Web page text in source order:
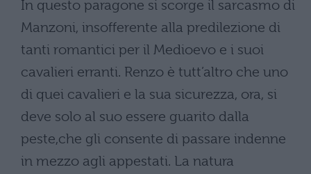
In questo paragone si scorge il sarcasmo di
Manzoni, insofferente alla predilezione di
tanti romantici per il Medioevo e i suoi
cavalieri erranti. Renzo è tutt’altro che uno
di quei cavalieri e la sua sicurezza, ora, si
deve solo al suo essere guarito dalla
peste,che gli consente di passare indenne
in mezzo agli appestati. La natura